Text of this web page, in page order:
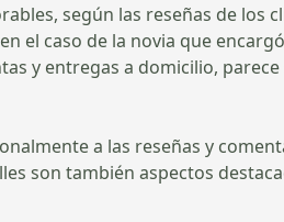
según las reseñas de los
el caso de la novia que
y entregas a domicilio,
a las reseñas y
son también aspectos